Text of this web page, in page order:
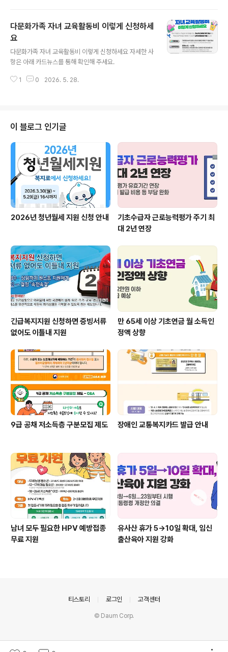
다문화가족 자녀 교육활동비 이렇게 신청하세
요
다문화가족 자녀 교육활동비 이렇게 신청하세요 자세한 사
항은 아래 카드뉴스를 통해 확인해 주세요.
1 0 2026. 5. 28.
이 블로그 인기글
2026년 청년월세 지원 신청 안내
기초수급자 근로능력평가 주기 최
대 2년 연장
긴급복지지원 신청하면 증빙서류
없어도 이틀내 지원
만 65세 이상 기초연금 월 소득인
정액 상향
9급 공채 저소득층 구분모집 제도 장애인 교통복지카드 발급 안내
남녀 모두 필요한 HPV 예방접종
무료 지원
유사산 휴가 5→10일 확대, 임신
출산육아 지원 강화
티스토리 로그인 고객센터
© Daum Corp.